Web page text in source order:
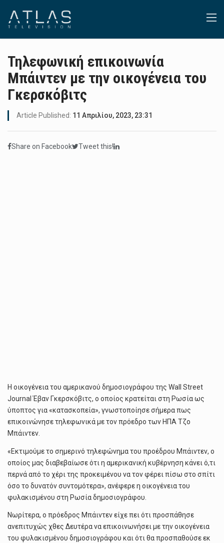
Τηλεφωνική επικοινωνία
Μπάιντεν με την οικογένεια του
Γκερσκόβιτς
Article Published: 11 Απριλίου, 2023, 23:31
Share on Facebook Tweet this!
Η οικογένεια του αμερικανού δημοσιογράφου της Wall Street
Journal Έβαν Γκερσκόβιτς, ο οποίος κρατείται στη Ρωσία ως
ύποπτος για «κατασκοπεία», γνωστοποίησε σήμερα πως
επικοινώνησε τηλεφωνικά με τον πρόεδρο των ΗΠΑ Τζο
Μπάιντεν.
«Εκτιμούμε το σημερινό τηλεφώνημα του προέδρου Μπάιντεν, ο
οποίος μας διαβεβαίωσε ότι η αμερικανική κυβέρνηση κάνει ό,τι
περνά από το χέρι της προκειμένου να τον φέρει πίσω στο σπίτι
όσο το δυνατόν συντομότερα», ανέφερε η οικογένεια του
φυλακισμένου στη Ρωσία δημοσιογράφου.
Νωρίτερα, ο πρόεδρος Μπάιντεν είχε πει ότι προσπάθησε
ανεπιτυχώς χθες Δευτέρα να επικοινωνήσει με την οικογένεια
του φυλακισμένου δημοσιογράφου και ότι θα προσπαθούσε εκ